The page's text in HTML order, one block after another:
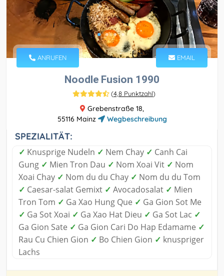
ANRUFEN EMAIL
Noodle Fusion 1990
(4,8 Punktzahl)
Grebenstraße 18,
55116 Mainz
Wegbeschreibung
SPEZIALITÄT:
✓ Knusprige Nudeln ✓ Nem Chay ✓ Canh Cai
Gung ✓ Mien Tron Dau ✓ Nom Xoai Vit ✓ Nom
Xoai Chay ✓ Nom du du Chay ✓ Nom du du Tom
✓ Caesar-salat Gemixt ✓ Avocadosalat ✓ Mien
Tron Tom ✓ Ga Xao Hung Que ✓ Ga Gion Sot Me
✓ Ga Sot Xoai ✓ Ga Xao Hat Dieu ✓ Ga Sot Lac ✓
Ga Gion Sate ✓ Ga Gion Cari Do Hap Edamame ✓
Rau Cu Chien Gion ✓ Bo Chien Gion ✓ knuspriger
Lachs